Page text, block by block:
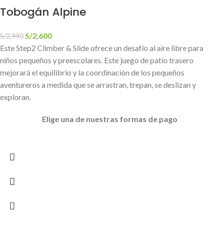
Tobogán Alpine
S/2,990S/2,600
Este Step2 Climber & Slide ofrece un desafío al aire libre para
niños pequeños y preescolares. Este juego de patio trasero
mejorará el equilibrio y la coordinación de los pequeños
aventureros a medida que se arrastran, trepan, se deslizan y
exploran.
Elige una de nuestras formas de pago